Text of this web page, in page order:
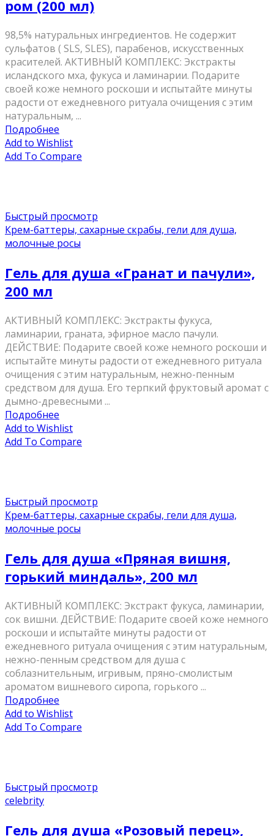
ром (200 мл)
98,5% натуральных ингредиентов. Не содержит
сульфатов ( SLS, SLES), парабенов, искусственных
красителей. АКТИВНЫЙ КОМПЛЕКС: Экстракты
исландского мха, фукуса и ламинарии. Подарите
своей коже немного роскоши и испытайте минуты
радости от ежедневного ритуала очищения с этим
натуральным, ...
Подробнее
Add to Wishlist
Add To Compare
Быстрый просмотр
Крем-баттеры, сахарные скрабы, гели для душа,
молочные росы
Гель для душа «Гранат и пачули»,
200 мл
АКТИВНЫЙ КОМПЛЕКС: Экстракты фукуса,
ламинарии, граната, эфирное масло пачули.
ДЕЙСТВИЕ: Подарите своей коже немного роскоши и
испытайте минуты радости от ежедневного ритуала
очищения с этим натуральным, нежно-пенным
средством для душа. Его терпкий фруктовый аромат с
дымно-древесными ...
Подробнее
Add to Wishlist
Add To Compare
Быстрый просмотр
Крем-баттеры, сахарные скрабы, гели для душа,
молочные росы
Гель для душа «Пряная вишня,
горький миндаль», 200 мл
АКТИВНЫЙ КОМПЛЕКС: Экстракт фукуса, ламинарии,
сок вишни. ДЕЙСТВИЕ: Подарите своей коже немного
роскоши и испытайте минуты радости от
ежедневного ритуала очищения с этим натуральным,
нежно-пенным средством для душа с
соблазнительным, игривым, пряно-смолистым
ароматом вишневого сиропа, горького ...
Подробнее
Add to Wishlist
Add To Compare
Быстрый просмотр
celebrity
Гель для душа «Розовый перец»,